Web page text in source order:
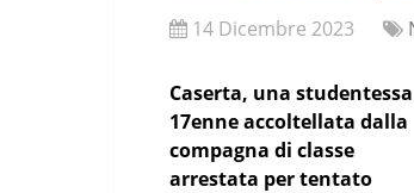
14 Dicembre 2023
Caserta, una studentessa
17enne accoltellata dalla
compagna di classe
arrestata per tentato